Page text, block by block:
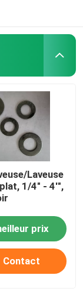
Laveuse
1/4" - 4'",
prix
Contact